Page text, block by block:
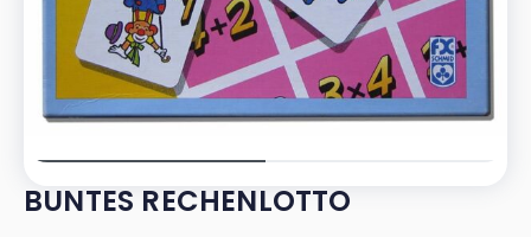
BUNTES RECHENLOTTO